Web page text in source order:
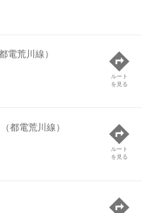
電荒川線）
ルート
を見る
都電荒川線）
ルート
を見る